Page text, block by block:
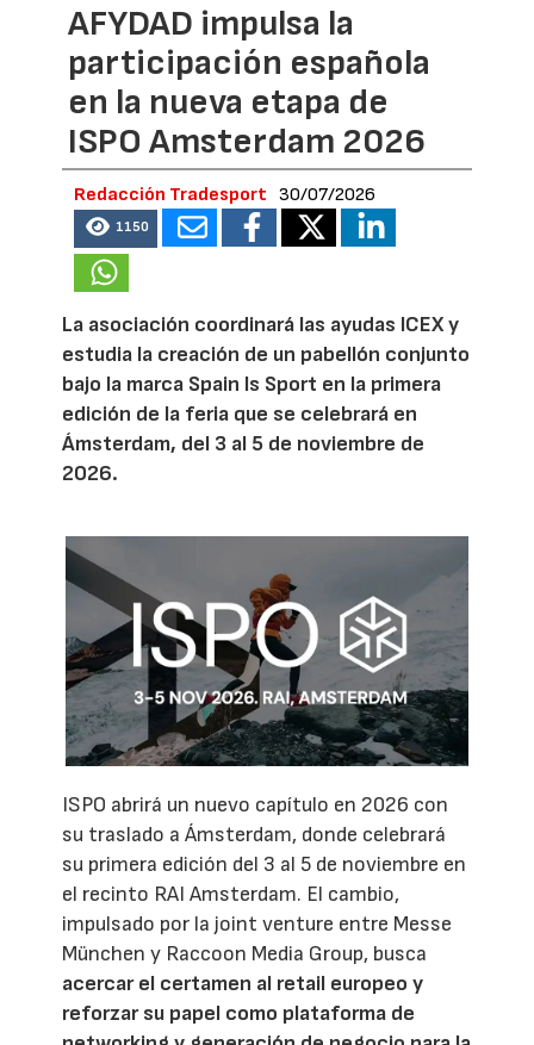
AFYDAD impulsa la
participación española
en la nueva etapa de
ISPO Amsterdam 2026
Redacción Tradesport 30/07/2026
1150
La asociación coordinará las ayudas ICEX y
estudia la creación de un pabellón conjunto
bajo la marca Spain Is Sport en la primera
edición de la feria que se celebrará en
Ámsterdam, del 3 al 5 de noviembre de
2026.
ISPO abrirá un nuevo capítulo en 2026 con
su traslado a Ámsterdam, donde celebrará
su primera edición del 3 al 5 de noviembre en
el recinto RAI Amsterdam. El cambio,
impulsado por la joint venture entre Messe
München y Raccoon Media Group, busca
acercar el certamen al retail europeo y
reforzar su papel como plataforma de